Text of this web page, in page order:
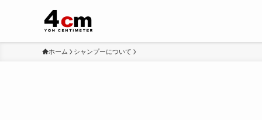
ホーム シャンプーについて